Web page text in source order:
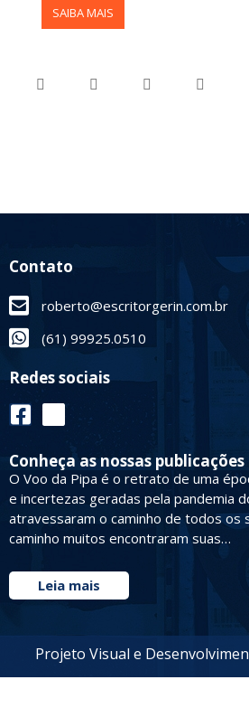
SAIBA MAIS
Contato
roberto@escritorgerin.com.br
(61) 99925.0510
Redes sociais
Conheça as nossas publicações
O Voo da Pipa é o retrato de uma
e incertezas geradas pela pandemia
atravessaram o caminho de todos os
caminho muitos encontraram suas…
Leia mais
Projeto Visual e